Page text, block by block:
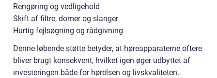
Rengøring og vedligehold
Skift af filtre, domer og slanger
Hurtig fejlsøgning og rådgivning
Denne løbende støtte betyder, at høreapparaterne oftere
bliver brugt konsekvent, hvilket igen øger udbyttet af
investeringen både for hørelsen og livskvaliteten.